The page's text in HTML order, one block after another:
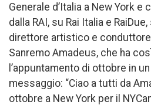
Generale d’Italia a New York
dalla RAI, su Rai Italia e
direttore artistico e
Sanremo Amadeus, che ha
l’appuntamento di ottobre in
messaggio: “Ciao a tutti da
ottobre a New York per il